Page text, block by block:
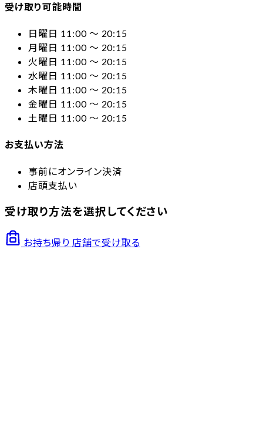
受け取り可能時間
日曜日 11:00 〜 20:15
月曜日 11:00 〜 20:15
火曜日 11:00 〜 20:15
水曜日 11:00 〜 20:15
木曜日 11:00 〜 20:15
金曜日 11:00 〜 20:15
土曜日 11:00 〜 20:15
お支払い方法
事前にオンライン決済
店頭支払い
受け取り方法を選択してください
お持ち帰り 店舗で受け取る